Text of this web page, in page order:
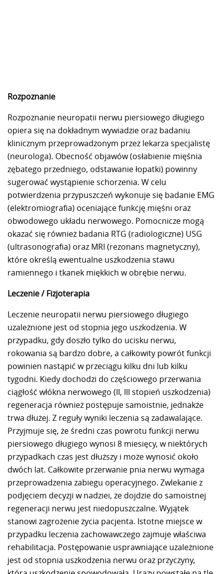
Rozpoznanie
Rozpoznanie neuropatii nerwu piersiowego długiego
opiera się na dokładnym wywiadzie oraz badaniu
klinicznym przeprowadzonym przez lekarza specjalistę
(neurologa). Obecność objawów (osłabienie mięśnia
zębatego przedniego, odstawanie łopatki) powinny
sugerować wystąpienie schorzenia. W celu
potwierdzenia przypuszczeń wykonuje się badanie EMG
(elektromiografia) oceniające funkcję mięśni oraz
obwodowego układu nerwowego. Pomocnicze mogą
okazać się również badania RTG (radiologiczne) USG
(ultrasonografia) oraz MRI (rezonans magnetyczny),
które określą ewentualne uszkodzenia stawu
ramiennego i tkanek miękkich w obrębie nerwu.
Leczenie / Fizjoterapia
Leczenie neuropatii nerwu piersiowego długiego
uzależnione jest od stopnia jego uszkodzenia. W
przypadku, gdy doszło tylko do ucisku nerwu,
rokowania są bardzo dobre, a całkowity powrót funkcji
powinien nastąpić w przeciągu kilku dni lub kilku
tygodni. Kiedy dochodzi do częściowego przerwania
ciągłość włókna nerwowego (II, III stopień uszkodzenia)
regeneracja również postępuje samoistnie, jednakże
trwa dłużej. Z reguły wyniki leczenia są zadawalające.
Przyjmuje się, że średni czas powrotu funkcji nerwu
piersiowego długiego wynosi 8 miesięcy, w niektórych
przypadkach czas jest dłuższy i może wynosić około
dwóch lat. Całkowite przerwanie pnia nerwu wymaga
przeprowadzenia zabiegu operacyjnego. Zwlekanie z
podjęciem decyzji w nadziei, że dojdzie do samoistnej
regeneracji nerwu jest niedopuszczalne. Wyjątek
stanowi zagrożenie życia pacjenta. Istotne miejsce w
przypadku leczenia zachowawczego zajmuje właściwa
rehabilitacja. Postępowanie usprawniające uzależnione
jest od stopnia uszkodzenia nerwu oraz przyczyny,